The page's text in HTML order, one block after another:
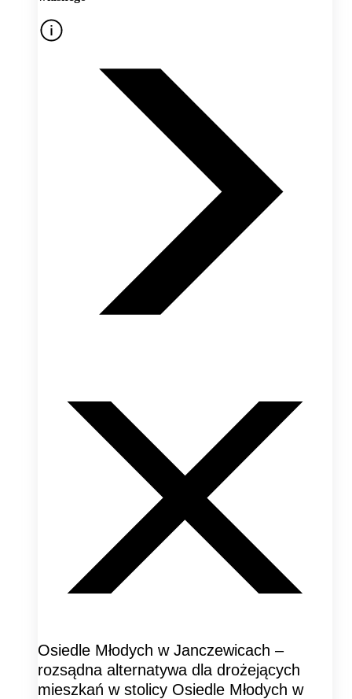
Osiedle Młodych w Janczewicach –
rozsądna alternatywa dla drożejących
mieszkań w stolicy Osiedle Młodych w